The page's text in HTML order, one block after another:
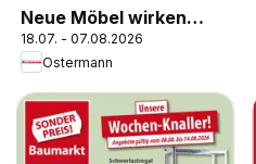
Neue Möbel wirken
Wunder.
18.07. - 07.08.2026
Ostermann